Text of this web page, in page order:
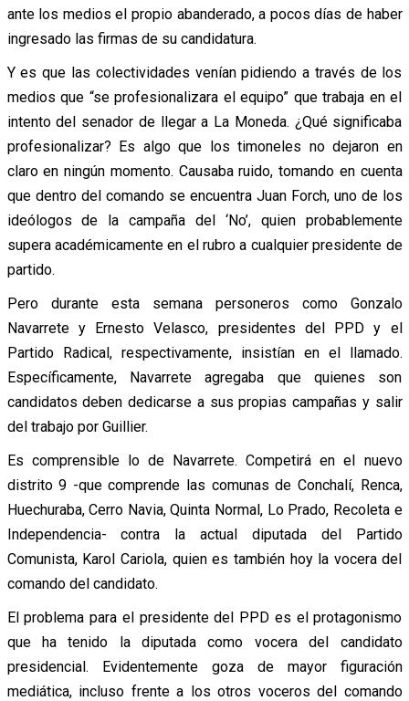
ante los medios el propio abanderado, a pocos días de haber
ingresado las firmas de su candidatura.
Y es que las colectividades venían pidiendo a través de los
medios que “se profesionalizara el equipo” que trabaja en el
intento del senador de llegar a La Moneda. ¿Qué significaba
profesionalizar? Es algo que los timoneles no dejaron en
claro en ningún momento. Causaba ruido, tomando en cuenta
que dentro del comando se encuentra Juan Forch, uno de los
ideólogos de la campaña del ‘No’, quien probablemente
supera académicamente en el rubro a cualquier presidente de
partido.
Pero durante esta semana personeros como Gonzalo
Navarrete y Ernesto Velasco, presidentes del PPD y el
Partido Radical, respectivamente, insistían en el llamado.
Específicamente, Navarrete agregaba que quienes son
candidatos deben dedicarse a sus propias campañas y salir
del trabajo por Guillier.
Es comprensible lo de Navarrete. Competirá en el nuevo
distrito 9 -que comprende las comunas de Conchalí, Renca,
Huechuraba, Cerro Navia, Quinta Normal, Lo Prado, Recoleta e
Independencia- contra la actual diputada del Partido
Comunista, Karol Cariola, quien es también hoy la vocera del
comando del candidato.
El problema para el presidente del PPD es el protagonismo
que ha tenido la diputada como vocera del candidato
presidencial. Evidentemente goza de mayor figuración
mediática, incluso frente a los otros voceros del comando